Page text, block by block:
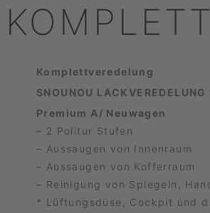
Komplettveredelung
SNOUNOU LACKVEREDELUNG
Premium A/ Neuwagen
– 2 Politur Stufen
– Aussaugen von Innenraum
– Aussaugen von Kofferraum
– Reinigung von Spiegeln,
* Lüftungsdüse, Cockpit und